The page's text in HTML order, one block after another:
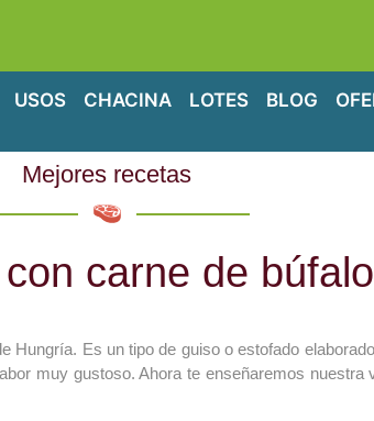
USOS CHACINA LOTES BLOG
Mejores recetas
carne de búfalo
Hungría. Es un tipo de guiso o estofado
muy gustoso. Ahora te enseñaremos